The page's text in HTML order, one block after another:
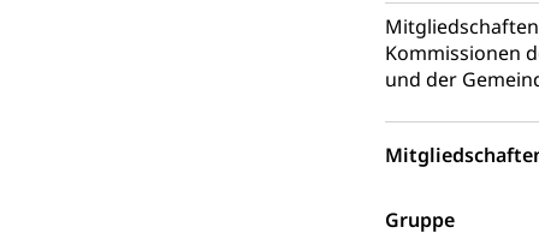
Kommissionen
und der
Gruppe
Steuern
Vermittler,
Umgang mit
Rassismus